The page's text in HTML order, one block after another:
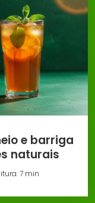
e barriga
naturais
7 min